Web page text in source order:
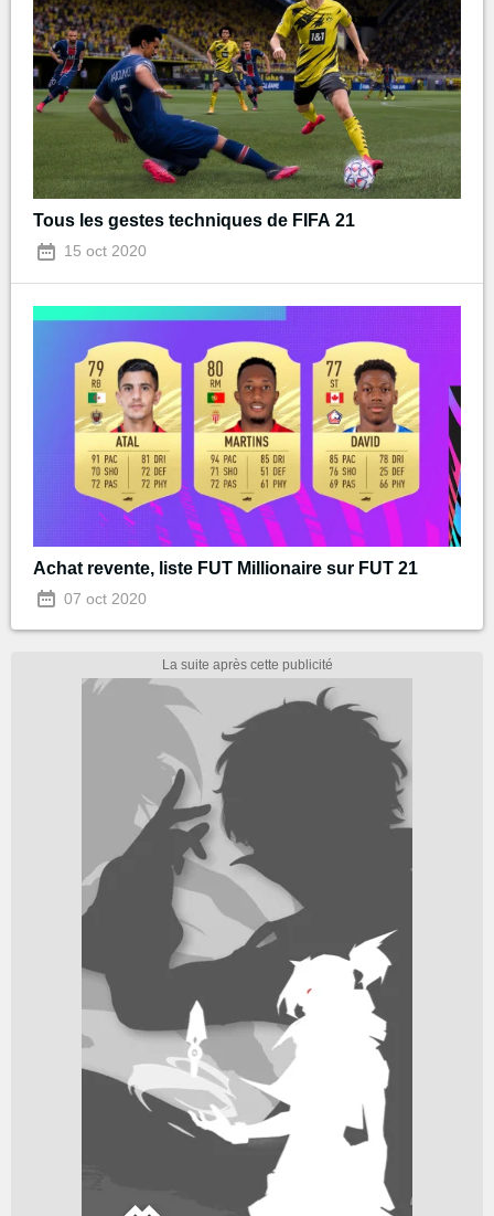
Tous les gestes techniques de FIFA 21
15 oct 2020
Achat revente, liste FUT Millionaire sur FUT 21
07 oct 2020